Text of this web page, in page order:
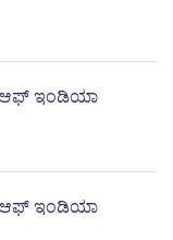
ಇಂಡಿಯಾ
ಇಂಡಿಯಾ